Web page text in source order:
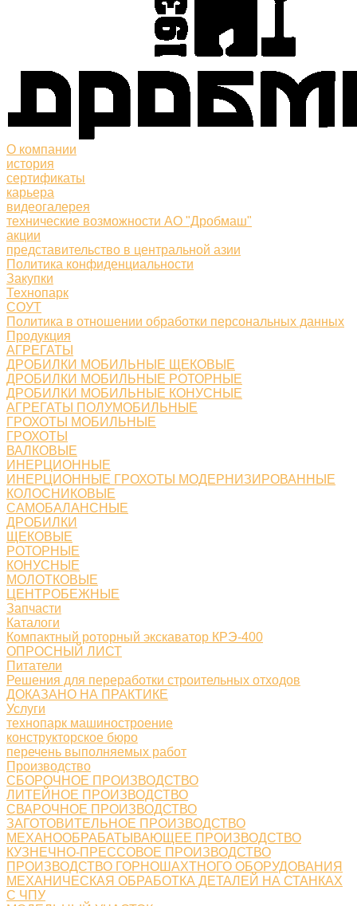
О компании
история
сертификаты
карьера
видеогалерея
технические возможности АО "Дробмаш"
акции
представительство в центральной азии
Политика конфиденциальности
Закупки
Технопарк
СОУТ
Политика в отношении обработки персональных данных
Продукция
АГРЕГАТЫ
ДРОБИЛКИ МОБИЛЬНЫЕ ЩЕКОВЫЕ
ДРОБИЛКИ МОБИЛЬНЫЕ РОТОРНЫЕ
ДРОБИЛКИ МОБИЛЬНЫЕ КОНУСНЫЕ
АГРЕГАТЫ ПОЛУМОБИЛЬНЫЕ
ГРОХОТЫ МОБИЛЬНЫЕ
ГРОХОТЫ
ВАЛКОВЫЕ
ИНЕРЦИОННЫЕ
ИНЕРЦИОННЫЕ ГРОХОТЫ МОДЕРНИЗИРОВАННЫЕ
КОЛОСНИКОВЫЕ
САМОБАЛАНСНЫЕ
ДРОБИЛКИ
ЩЕКОВЫЕ
РОТОРНЫЕ
КОНУСНЫЕ
МОЛОТКОВЫЕ
ЦЕНТРОБЕЖНЫЕ
Запчасти
Каталоги
Компактный роторный экскаватор КРЭ-400
ОПРОСНЫЙ ЛИСТ
Питатели
Решения для переработки строительных отходов
ДОКАЗАНО НА ПРАКТИКЕ
Услуги
технопарк машиностроение
конструкторское бюро
перечень выполняемых работ
Производство
СБОРОЧНОЕ ПРОИЗВОДСТВО
ЛИТЕЙНОЕ ПРОИЗВОДСТВО
СВАРОЧНОЕ ПРОИЗВОДСТВО
ЗАГОТОВИТЕЛЬНОЕ ПРОИЗВОДСТВО
МЕХАНООБРАБАТЫВАЮЩЕЕ ПРОИЗВОДСТВО
КУЗНЕЧНО-ПРЕССОВОЕ ПРОИЗВОДСТВО
ПРОИЗВОДСТВО ГОРНОШАХТНОГО ОБОРУДОВАНИЯ
МЕХАНИЧЕСКАЯ ОБРАБОТКА ДЕТАЛЕЙ НА СТАНКАХ
С ЧПУ